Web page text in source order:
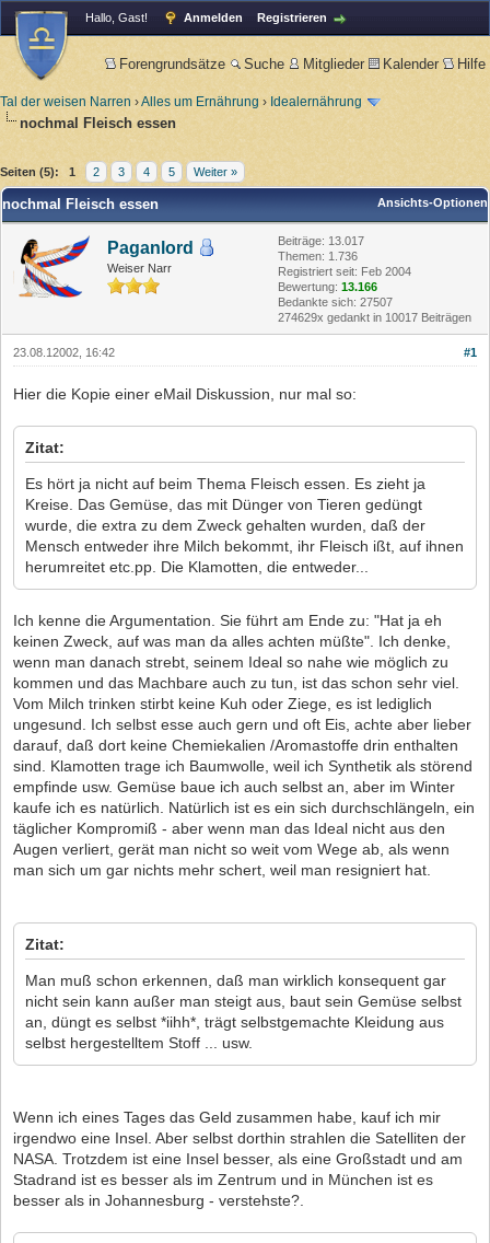
Hallo, Gast! Anmelden Registrieren
Forengrundsätze Suche Mitglieder Kalender Hilfe
Tal der weisen Narren ›Alles um Ernährung › Idealernährung
nochmal Fleisch essen
Seiten (5): 1 2 3 4 5 Weiter »
Ansichts-Optionen
nochmal Fleisch essen
Paganlord
Weiser Narr
Beiträge: 13.017
Themen: 1.736
Registriert seit: Feb 2004
Bewertung: 13.166
Bedankte sich: 27507
274629x gedankt in 10017 Beiträgen
#1
23.08.12002, 16:42
Hier die Kopie einer eMail Diskussion, nur mal so:
Zitat:
Es hört ja nicht auf beim Thema Fleisch essen. Es zieht ja
Kreise. Das Gemüse, das mit Dünger von Tieren gedüngt
wurde, die extra zu dem Zweck gehalten wurden, daß der
Mensch entweder ihre Milch bekommt, ihr Fleisch ißt, auf ihnen
herumreitet etc.pp. Die Klamotten, die entweder...
Ich kenne die Argumentation. Sie führt am Ende zu: "Hat ja eh
keinen Zweck, auf was man da alles achten müßte". Ich denke,
wenn man danach strebt, seinem Ideal so nahe wie möglich zu
kommen und das Machbare auch zu tun, ist das schon sehr viel.
Vom Milch trinken stirbt keine Kuh oder Ziege, es ist lediglich
ungesund. Ich selbst esse auch gern und oft Eis, achte aber lieber
darauf, daß dort keine Chemiekalien /Aromastoffe drin enthalten
sind. Klamotten trage ich Baumwolle, weil ich Synthetik als störend
empfinde usw. Gemüse baue ich auch selbst an, aber im Winter
kaufe ich es natürlich. Natürlich ist es ein sich durchschlängeln, ein
täglicher Kompromiß - aber wenn man das Ideal nicht aus den
Augen verliert, gerät man nicht so weit vom Wege ab, als wenn
man sich um gar nichts mehr schert, weil man resigniert hat.
Zitat:
Man muß schon erkennen, daß man wirklich konsequent gar
nicht sein kann außer man steigt aus, baut sein Gemüse selbst
an, düngt es selbst *iihh*, trägt selbstgemachte Kleidung aus
selbst hergestelltem Stoff ... usw.
Wenn ich eines Tages das Geld zusammen habe, kauf ich mir
irgendwo eine Insel. Aber selbst dorthin strahlen die Satelliten der
NASA. Trotzdem ist eine Insel besser, als eine Großstadt und am
Stadrand ist es besser als im Zentrum und in München ist es
besser als in Johannesburg - verstehste?.